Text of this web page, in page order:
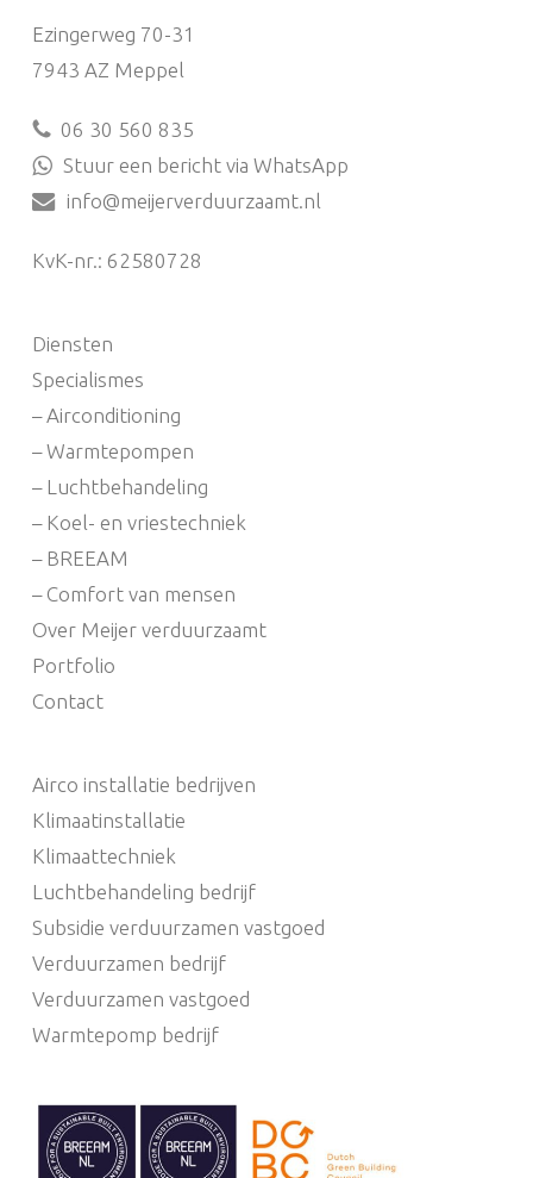
Ezingerweg 70-31
7943 AZ Meppel
06 30 560 835
Stuur een bericht via WhatsApp
info@meijerverduurzaamt.nl
KvK-nr.: 62580728
Diensten
Specialismes
– Airconditioning
– Warmtepompen
– Luchtbehandeling
– Koel- en vriestechniek
– BREEAM
– Comfort van mensen
Over Meijer verduurzaamt
Portfolio
Contact
Airco installatie bedrijven
Klimaatinstallatie
Klimaattechniek
Luchtbehandeling bedrijf
Subsidie verduurzamen vastgoed
Verduurzamen bedrijf
Verduurzamen vastgoed
Warmtepomp bedrijf